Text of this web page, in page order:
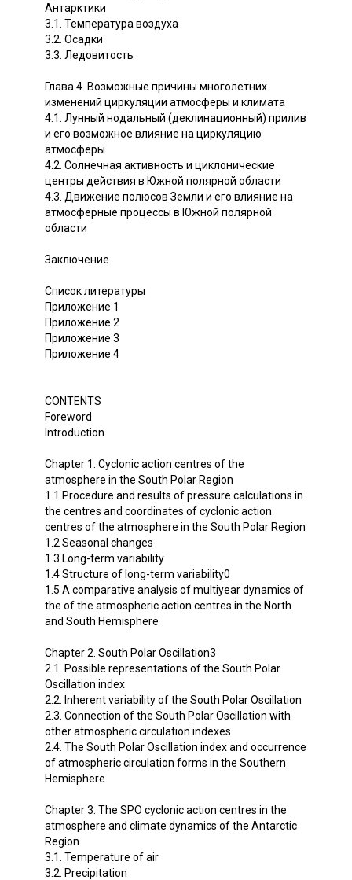
Антарктики
3.1. Температура воздуха
3.2. Осадки
3.3. Ледовитость
Глава 4. Возможные причины многолетних
изменений циркуляции атмосферы и климата
4.1. Лунный нодальный (деклинационный) прилив
и его возможное влияние на циркуляцию
атмосферы
4.2. Солнечная активность и циклонические
центры действия в Южной полярной области
4.3. Движение полюсов Земли и его влияние на
атмосферные процессы в Южной полярной
области
Заключение
Список литературы
Приложение 1
Приложение 2
Приложение 3
Приложение 4
CONTENTS
Foreword
Introduction
Chapter 1. Cyclonic action centres of the
atmosphere in the South Polar Region
1.1 Procedure and results of pressure calculations in
the centres and coordinates of cyclonic action
centres of the atmosphere in the South Polar Region
1.2 Seasonal changes
1.3 Long-term variability
1.4 Structure of long-term variability0
1.5 A comparative analysis of multiyear dynamics of
the of the atmospheric action centres in the North
and South Hemisphere
Chapter 2. South Polar Oscillation3
2.1. Possible representations of the South Polar
Oscillation index
2.2. Inherent variability of the South Polar Oscillation
2.3. Connection of the South Polar Oscillation with
other atmospheric circulation indexes
2.4. The South Polar Oscillation index and occurrence
of atmospheric circulation forms in the Southern
Hemisphere
Chapter 3. The SPO cyclonic action centres in the
atmosphere and climate dynamics of the Antarctic
Region
3.1. Temperature of air
3.2. Precipitation